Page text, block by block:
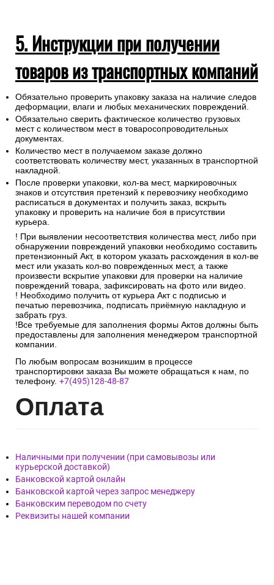
5. Инструкции при получении
товаров из транспортных компаний
Обязательно проверить упаковку заказа на наличие следов
деформации, влаги и любых механических повреждений.
Обязательно сверить фактическое количество грузовых
мест с количеством мест в товаросопроводительных
документах.
Количество мест в получаемом заказе должно
соответствовать количеству мест, указанных в транспортной
накладной.
После проверки упаковки, кол-ва мест, маркировочных
знаков и отсутствия претензий к перевозчику необходимо
расписаться в документах и получить заказ, вскрыть
упаковку и проверить на наличие боя в присутствии
курьера.
! При выявлении несоответствия количества мест, либо при
обнаружении повреждений упаковки необходимо составить
претензионный Акт, в котором указать расхождения в кол-ве
мест или указать кол-во поврежденных мест, а также
произвести вскрытие упаковки для проверки на наличие
повреждений товара, зафиксировать на фото или видео.
! Необходимо получить от курьера Акт с подписью и
печатью перевозчика, подписать приёмную накладную и
забрать груз.
!Все требуемые для заполнения формы Актов должны быть
предоставлены для заполнения менеджером транспортной
компании.
По любым вопросам возникшим в процессе
транспортировки заказа Вы можете обращаться к нам, по
телефону. +7(495)128-48-87
Оплата
Наличными при получении (при самовывозы или
курьерской доставкой)
Банковской картой онлайн
Банковской картой через запрос менеджеру
Банковским переводом по счету
Реквизиты нашей компании